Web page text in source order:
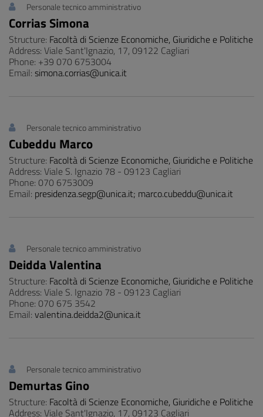
Personale tecnico amministrativo
Corrias Simona
Structure: Facoltà di Scienze Economiche, Giuridiche e Politiche
Address: Viale Sant'Ignazio, 17, 09122 Cagliari
Phone: +39 070 6753004
Email: simona.corrias@unica.it
Personale tecnico amministrativo
Cubeddu Marco
Structure: Facoltà di Scienze Economiche, Giuridiche e Politiche
Address: Viale S. Ignazio 78 - 09123 Cagliari
Phone: 070 6753009
Email: presidenza.segp@unica.it; marco.cubeddu@unica.it
Personale tecnico amministrativo
Deidda Valentina
Structure: Facoltà di Scienze Economiche, Giuridiche e Politiche
Address: Viale S. Ignazio 78 - 09123 Cagliari
Phone: 070 675 3542
Email: valentina.deidda2@unica.it
Personale tecnico amministrativo
Demurtas Gino
Structure: Facoltà di Scienze Economiche, Giuridiche e Politiche
Address: Viale Sant'Ignazio, 17, 09123 Cagliari